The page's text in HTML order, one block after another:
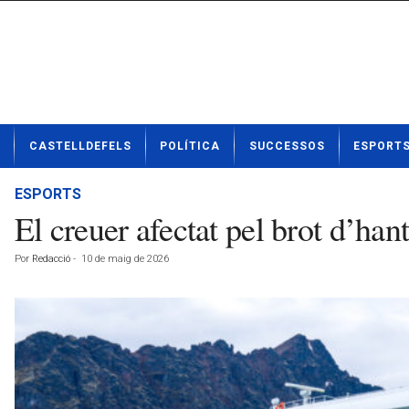
t
CASTELLDEFELS POLÍTICA SUCCESSOS ESPORTS
ESPORTS
El creuer afectat pel brot
Por Redacció - 10 de maig de 2026